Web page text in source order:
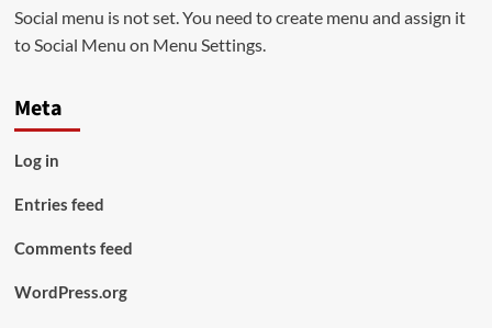
Social menu is not set. You need to create menu and assign it
to Social Menu on Menu Settings.
Meta
Log in
Entries feed
Comments feed
WordPress.org